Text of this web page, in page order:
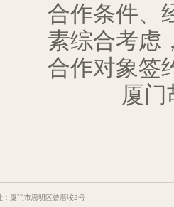
合作条件、
素综合考虑
合作对象签
厦门
厦门市思明区曾厝垵2号